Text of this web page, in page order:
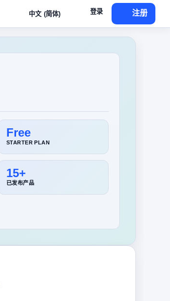
中文 (简体) 登录 注册
Free
STARTER PLAN
15+
已发布产品